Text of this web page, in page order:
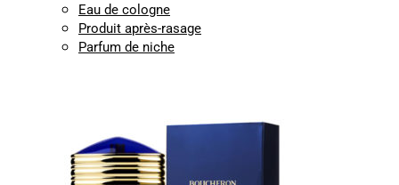
Eau de cologne
Produit après-rasage
Parfum de niche